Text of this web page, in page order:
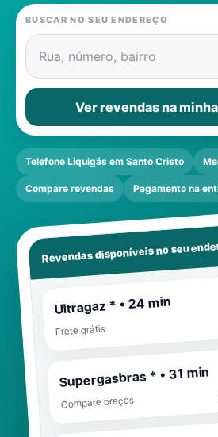
Gás
Contatos
BUSCAR NO SEU ENDEREÇO
Rua, número, bairro
Ver revendas na
Telefone Liquigás em Santo Cristo
Compare revendas Pagamento na
Revendas disponíveis no seu
Ultragaz * • 24 min
Frete grátis
Supergasbras * • 31 min
Compare preços